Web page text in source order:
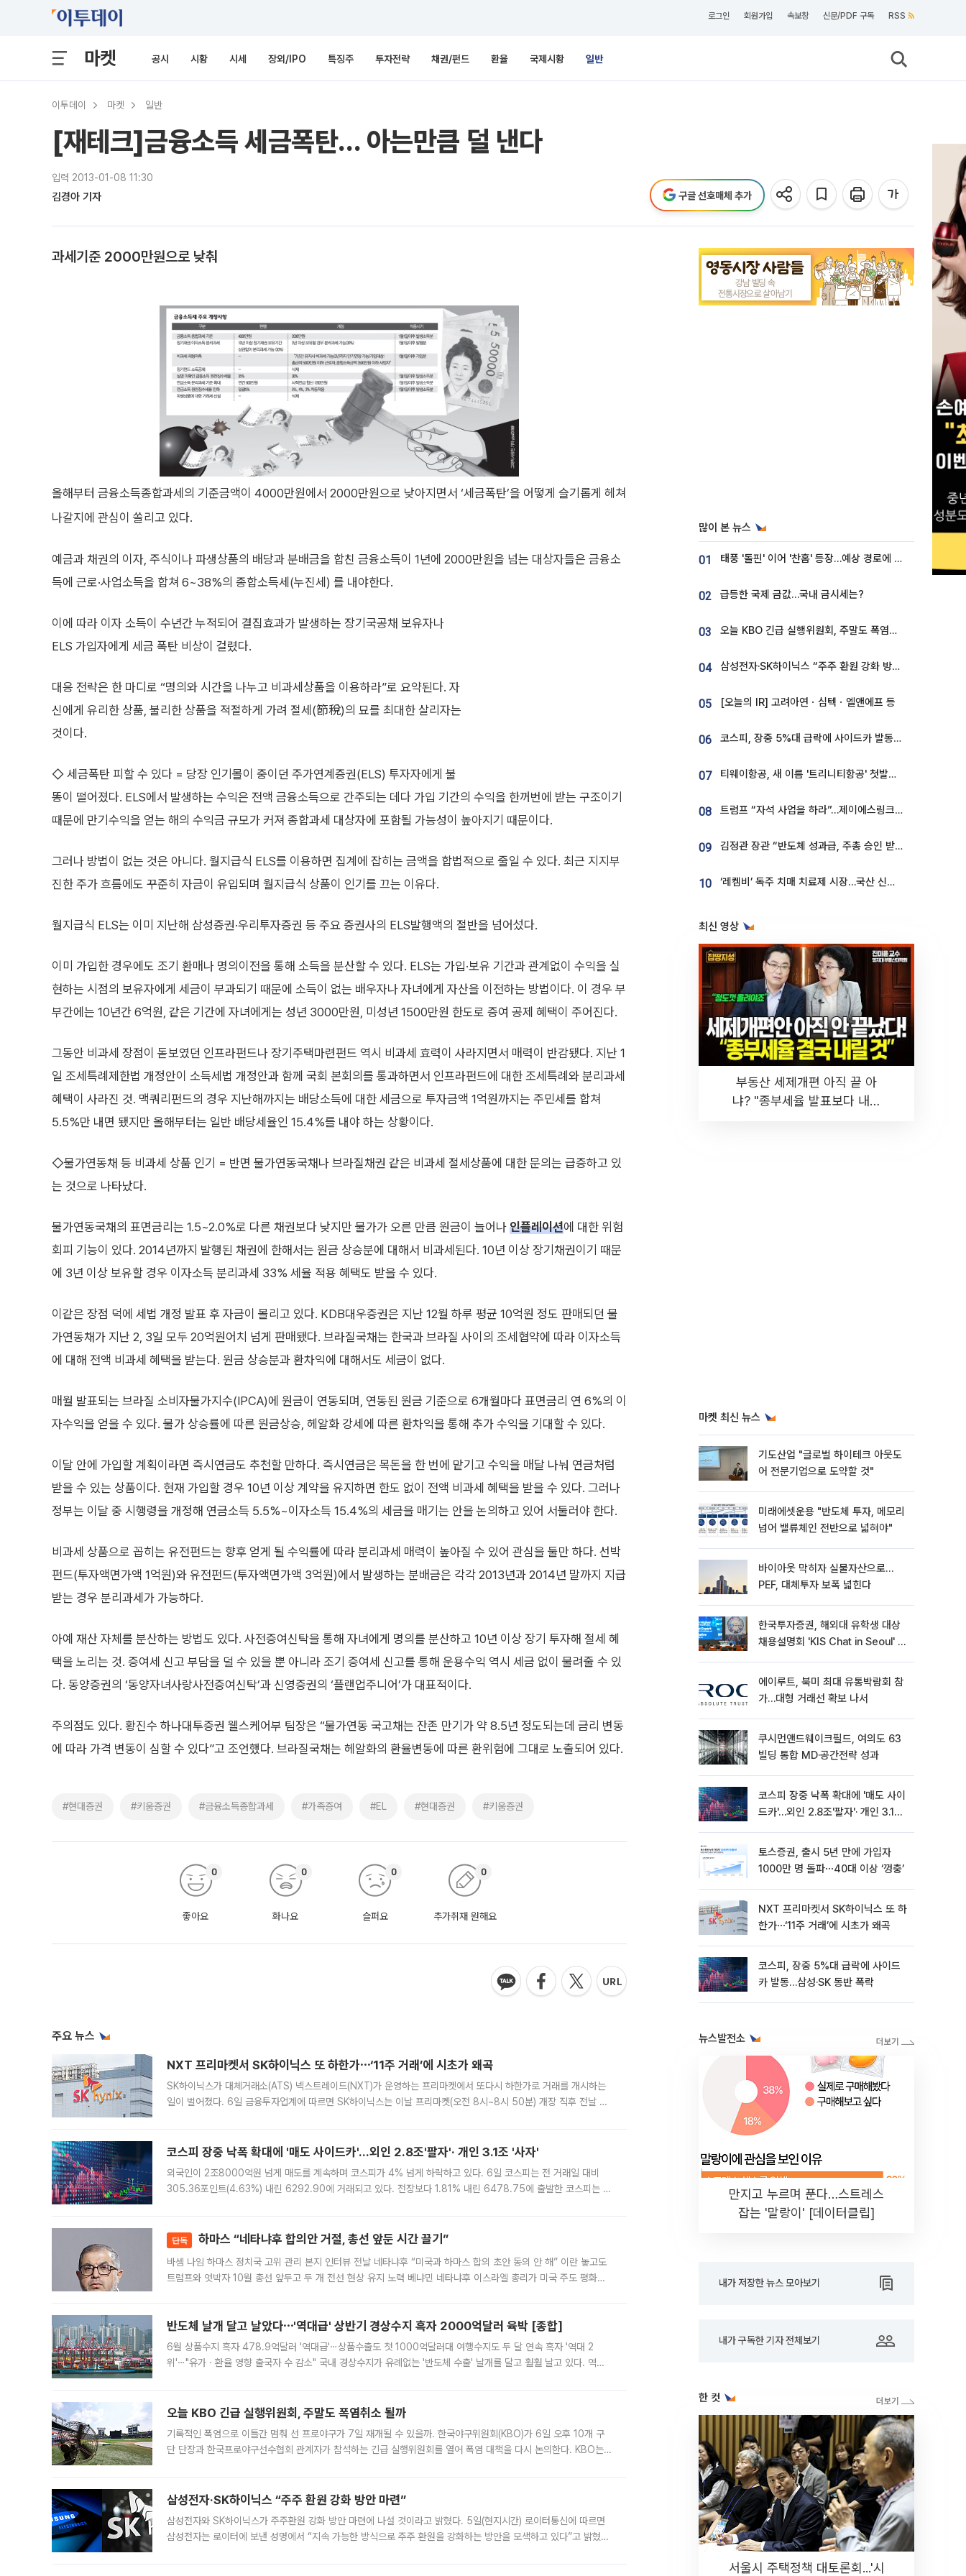
로그인 회원가입 속보창 신문/PDF 구독 RSS
마켓 공시 시황 시세 장외/IPO 특징주 투자전략 채권/펀드 환율 국제시황 일반
이투데이 마켓 일반
[재테크]금융소득 세금폭탄… 아는만큼 덜 낸다
입력 2013-01-08 11:30
김경아 기자 구글 선호매체 추가
과세기준 2000만원으로 낮춰
올해부터 금융소득종합과세의 기준금액이 4000만원에서 2000만원으로 낮아지면서 ‘세금폭탄’을 어떻게 슬기롭게 헤쳐
나갈지에 관심이 쏠리고 있다.
예금과 채권의 이자, 주식이나 파생상품의 배당과 분배금을 합친 금융소득이 1년에 2000만원을 넘는 대상자들은 금융소
득에 근로·사업소득을 합쳐 6~38%의 종합소득세(누진세) 를 내야한다.
이에 따라 이자 소득이 수년간 누적되어 결집효과가 발생하는 장기국공채 보유자나
ELS 가입자에게 세금 폭탄 비상이 걸렸다.
대응 전략은 한 마디로 “명의와 시간을 나누고 비과세상품을 이용하라”로 요약된다. 자
신에게 유리한 상품, 불리한 상품을 적절하게 가려 절세(節稅)의 묘를 최대한 살리자는
것이다.
◇ 세금폭탄 피할 수 있다 = 당장 인기몰이 중이던 주가연계증권(ELS) 투자자에게 불
똥이 떨어졌다. ELS에서 발생하는 수익은 전액 금융소득으로 간주되는 데다 가입 기간의 수익을 한꺼번에 받는 구조이기
때문에 만기수익을 얻는 해의 수익금 규모가 커져 종합과세 대상자에 포함될 가능성이 높아지기 때문이다.
그러나 방법이 없는 것은 아니다. 월지급식 ELS를 이용하면 집계에 잡히는 금액을 합법적으로 줄일 수 있다. 최근 지지부
진한 주가 흐름에도 꾸준히 자금이 유입되며 월지급식 상품이 인기를 끄는 이유다.
월지급식 ELS는 이미 지난해 삼성증권·우리투자증권 등 주요 증권사의 ELS발행액의 절반을 넘어섰다.
이미 가입한 경우에도 조기 환매나 명의이전을 통해 소득을 분산할 수 있다. ELS는 가입·보유 기간과 관계없이 수익을 실
현하는 시점의 보유자에게 세금이 부과되기 때문에 소득이 없는 배우자나 자녀에게 자산을 이전하는 방법이다. 이 경우 부
부간에는 10년간 6억원, 같은 기간에 자녀에게는 성년 3000만원, 미성년 1500만원 한도로 증여 공제 혜택이 주어진다.
그동안 비과세 장점이 돋보였던 인프라펀드나 장기주택마련펀드 역시 비과세 효력이 사라지면서 매력이 반감됐다. 지난 1
일 조세특례제한법 개정안이 소득세법 개정안과 함께 국회 본회의를 통과하면서 인프라펀드에 대한 조세특례와 분리과세
혜택이 사라진 것. 맥쿼리펀드의 경우 지난해까지는 배당소득에 대한 세금으로 투자금액 1억원까지는 주민세를 합쳐
5.5%만 내면 됐지만 올해부터는 일반 배당세율인 15.4%를 내야 하는 상황이다.
◇물가연동채 등 비과세 상품 인기 = 반면 물가연동국채나 브라질채권 같은 비과세 절세상품에 대한 문의는 급증하고 있
는 것으로 나타났다.
물가연동국채의 표면금리는 1.5~2.0%로 다른 채권보다 낮지만 물가가 오른 만큼 원금이 늘어나 인플레이션에 대한 위험
회피 기능이 있다. 2014년까지 발행된 채권에 한해서는 원금 상승분에 대해서 비과세된다. 10년 이상 장기채권이기 때문
에 3년 이상 보유할 경우 이자소득 분리과세 33% 세율 적용 혜택도 받을 수 있다.
이같은 장점 덕에 세법 개정 발표 후 자금이 몰리고 있다. KDB대우증권은 지난 12월 하루 평균 10억원 정도 판매되던 물
가연동채가 지난 2, 3일 모두 20억원어치 넘게 판매됐다. 브라질국채는 한국과 브라질 사이의 조세협약에 따라 이자소득
에 대해 전액 비과세 혜택을 받는다. 원금 상승분과 환차익에 대해서도 세금이 없다.
매월 발표되는 브라질 소비자물가지수(IPCA)에 원금이 연동되며, 연동된 원금 기준으로 6개월마다 표면금리 연 6%의 이
자수익을 얻을 수 있다. 물가 상승률에 따른 원금상승, 헤알화 강세에 따른 환차익을 통해 추가 수익을 기대할 수 있다.
이달 안에 가입할 계획이라면 즉시연금도 추천할 만하다. 즉시연금은 목돈을 한 번에 맡기고 수익을 매달 나눠 연금처럼
받을 수 있는 상품이다. 현재 가입할 경우 10년 이상 계약을 유지하면 한도 없이 전액 비과세 혜택을 받을 수 있다. 그러나
정부는 이달 중 시행령을 개정해 연금소득 5.5%~이자소득 15.4%의 세금을 매기는 안을 논의하고 있어 서둘러야 한다.
비과세 상품으로 꼽히는 유전펀드는 향후 얻게 될 수익률에 따라 분리과세 매력이 높아질 수 있어 관심을 둘만 하다. 선박
펀드(투자액면가액 1억원)와 유전펀드(투자액면가액 3억원)에서 발생하는 분배금은 각각 2013년과 2014년 말까지 지급
받는 경우 분리과세가 가능하다.
아예 재산 자체를 분산하는 방법도 있다. 사전증여신탁을 통해 자녀에게 명의를 분산하고 10년 이상 장기 투자해 절세 혜
택을 노리는 것. 증여세 신고 부담을 덜 수 있을 뿐 아니라 조기 증여세 신고를 통해 운용수익 역시 세금 없이 물려줄 수 있
다. 동양증권의 ‘동양자녀사랑사전증여신탁’과 신영증권의 ‘플랜업주니어’가 대표적이다.
주의점도 있다. 황진수 하나대투증권 웰스케어부 팀장은 “물가연동 국고채는 잔존 만기가 약 8.5년 정도되는데 금리 변동
에 따라 가격 변동이 심할 수 있다”고 조언했다. 브라질국채는 헤알화의 환율변동에 따른 환위험에 그대로 노출되어 있다.
#현대증권 #키움증권 #금융소득종합과세 #가족증여 #EL #현대증권 #키움증권
좋아요
0
화나요
0
슬퍼요
0
추가취재 원해요
0
주요 뉴스
NXT 프리마켓서 SK하이닉스 또 하한가⋯‘11주 거래’에 시초가 왜곡
SK하이닉스가 대체거래소(ATS) 넥스트레이드(NXT)가 운영하는 프리마켓에서 또다시 하한가로 거래를 개시하는
일이 벌어졌다. 6일 금융투자업계에 따르면 SK하이닉스는 이날 프리마켓(오전 8시~8시 50분) 개장 직후 전날 정
코스피 장중 낙폭 확대에 '매도 사이드카'…외인 2.8조'팔자'· 개인 3.1조 '사자'
외국인이 2조8000억원 넘게 매도를 계속하며 코스피가 4% 넘게 하락하고 있다. 6일 코스피는 전 거래일 대비
305.36포인트(4.63%) 내린 6292.90에 거래되고 있다. 전장보다 1.81% 내린 6478.75에 출발한 코스피는 장
단독 하마스 “네타냐후 합의안 거절, 총선 앞둔 시간 끌기”
바셈 나임 하마스 정치국 고위 관리 본지 인터뷰 전날 네타냐후 “미국과 하마스 합의 초안 동의 안 해” 이란 놓고도
트럼프와 엇박자 10월 총선 앞두고 두 개 전선 현상 유지 노력 베냐민 네타냐후 이스라엘 총리가 미국 주도 평화위
반도체 날개 달고 날았다⋯'역대급' 상반기 경상수지 흑자 2000억달러 육박 [종합]
6월 상품수지 흑자 478.9억달러 '역대급'⋯상품수출도 첫 1000억달러대 여행수지도 두 달 연속 흑자 '역대 2
위'⋯"유가ㆍ환율 영향 출국자 수 감소" 국내 경상수지가 유례없는 '반도체 수출' 날개를 달고 훨훨 날고 있다. 역대
오늘 KBO 긴급 실행위원회, 주말도 폭염취소 될까
기록적인 폭염으로 이틀간 멈춰 선 프로야구가 7일 재개될 수 있을까. 한국야구위원회(KBO)가 6일 오후 10개 구
단 단장과 한국프로야구선수협회 관계자가 참석하는 긴급 실행위원회를 열어 폭염 대책을 다시 논의한다. KBO는
삼성전자·SK하이닉스 “주주 환원 강화 방안 마련”
삼성전자와 SK하이닉스가 주주환원 강화 방안 마련에 나설 것이라고 밝혔다. 5일(현지시간) 로이터통신에 따르면
삼성전자는 로이터에 보낸 성명에서 “지속 가능한 방식으로 주주 환원을 강화하는 방안을 모색하고 있다”고 밝혔다.
많이 본 뉴스
01 태풍 '돌핀' 이어 '찬홈' 등장…예상 경로에 한국 '한숨'
02 급등한 국제 금값…국내 금시세는?
03 오늘 KBO 긴급 실행위원회, 주말도 폭염취소 될까
04 삼성전자·SK하이닉스 “주주 환원 강화 방안 마련”
05 [오늘의 IR] 고려아연ㆍ심텍ㆍ엘앤에프 등
06 코스피, 장중 5%대 급락에 사이드카 발동…삼성·SK 동반 폭락
07 티웨이항공, 새 이름 '트리니티항공' 첫발…SSC 전략 본격화
08 트럼프 “자석 사업을 하라”…제이에스링크, 비중국 영구자석 공급망 구축 속도
09 김정관 장관 “반도체 성과급, 주총 승인 받도록”…상법·자본시장법 개정 시사
10 ‘레켐비’ 독주 치매 치료제 시장…국산 신약 등장하나
최신 영상
부동산 세제개편 아직 끝 아
냐? "종부세율 발표보다 내릴
마켓 최신 뉴스
기도산업 "글로벌 하이테크 아웃도
어 전문기업으로 도약할 것"
미래에셋운용 "반도체 투자, 메모리
넘어 밸류체인 전반으로 넓혀야"
바이아웃 막히자 실물자산으로…
PEF, 대체투자 보폭 넓힌다
한국투자증권, 해외대 유학생 대상
채용설명회 'KIS Chat in Seoul' 개
에이루트, 북미 최대 유통박람회 참
가…대형 거래선 확보 나서
쿠시먼앤드웨이크필드, 여의도 63
빌딩 통합 MD·공간전략 성과
코스피 장중 낙폭 확대에 '매도 사이
드카'…외인 2.8조'팔자'· 개인 3.1조
토스증권, 출시 5년 만에 가입자
1000만 명 돌파⋯40대 이상 ‘껑충’
NXT 프리마켓서 SK하이닉스 또 하
한가⋯‘11주 거래’에 시초가 왜곡
코스피, 장중 5%대 급락에 사이드
카 발동…삼성·SK 동반 폭락
뉴스발전소
만지고 누르며 푼다…스트레스
잡는 '말랑이' [데이터클립]
내가 저장한 뉴스 모아보기
내가 구독한 기자 전체보기
한 컷
서울시 주택정책 대토론회...'시